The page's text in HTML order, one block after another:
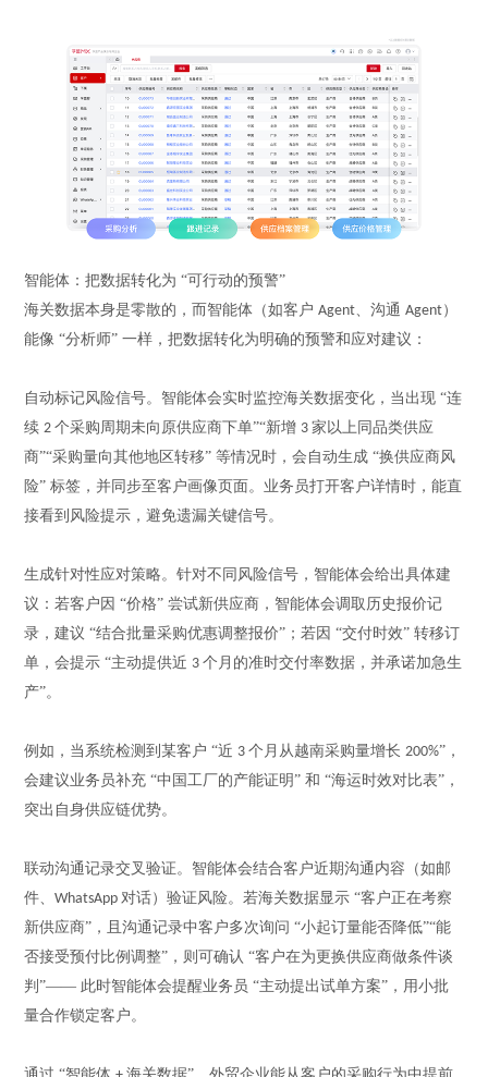
智能体：把数据转化为 “可行动的预警”
海关数据本身是零散的，而智能体（如客户 Agent 、沟通Agent）
能像 “分析师” 一样，把数据转化为明确的预警和应对建议：
自动标记风险信号。智能体会实时监控海关数据变化，当出现 “连
续 2个采购周期未向原供应商下单”“新增 3家以上同品类供应
商”“采购量向其他地区转移” 等情况时，会自动生成 “换供应商风
险” 标签，并同步至客户画像页面。业务员打开客户详情时，能直
接看到风险提示，避免遗漏关键信号。
生成针对性应对策略。针对不同风险信号，智能体会给出具体建
议：若客户因 “价格” 尝试新供应商，智能体会调取历史报价记
录，建议 “结合批量采购优惠调整报价”；若因 “交付时效” 转移订
单，会提示 “主动提供近 3个月的准时交付率数据，并承诺加急生
产”。
例如，当系统检测到某客户 “近 3个月从越南采购量增长 200%”，
会建议业务员补充 “中国工厂的产能证明” 和 “海运时效对比表”，
突出自身供应链优势。
联动沟通记录交叉验证。智能体会结合客户近期沟通内容（如邮
件、WhatsApp对话）验证风险。若海关数据显示 “客户正在考察
新供应商”，且沟通记录中客户多次询问 “小起订量能否降低”“能
否接受预付比例调整”，则可确认 “客户在为更换供应商做条件谈
判”—— 此时智能体会提醒业务员 “主动提出试单方案”，用小批
量合作锁定客户。